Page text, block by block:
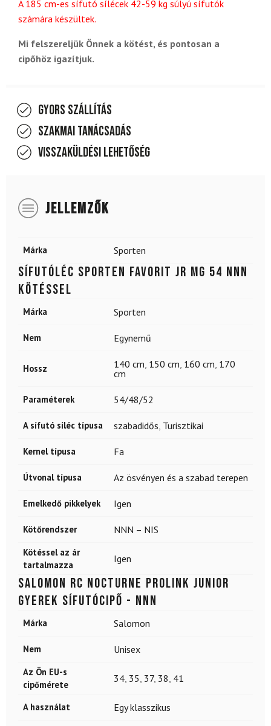
A 185 cm-es sífutó sílécek 42-59 kg súlyú sífutók
számára készültek.
Mi felszereljük Önnek a kötést, és pontosan a
cipőhöz igazítjuk.
Gyors szállítás
Szakmai tanácsadás
Visszaküldési lehetőség
JELLEMZŐK
Márka Sporten
Sífutóléc SPORTEN Favorit Jr Mg 54 NNN
kötéssel
Márka Sporten
Nem Egynemű
Hossz 140 cm 150 cm 160 cm 170
cm
Paraméterek 54/48/52
A sífutó síléc típusa szabadidős Turisztikai
Kernel típusa Fa
Útvonal típusa Az ösvényen és a szabad terepen
Emelkedő pikkelyek Igen
Kötőrendszer NNN – NIS
Kötéssel az ár
tartalmazza
Igen
SALOMON RC Nocturne Prolink Junior
gyerek sífutócipő - NNN
Márka Salomon
Nem Unisex
Az Ön EU-s
cipőmérete
34 35 37, 38 41
A használat Egy klasszikus